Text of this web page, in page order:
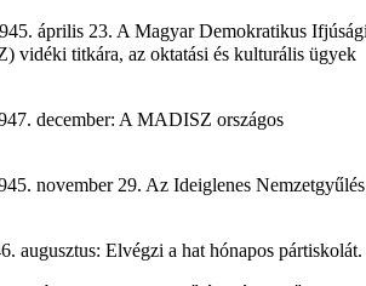
április 23. A Magyar Demokratikus
vidéki titkára, az oktatási és kulturális ügyek
december: A MADISZ országos
november 29. Az Ideiglenes Nemzetgyűlés
augusztus: Elvégzi a hat hónapos pártiskolát.